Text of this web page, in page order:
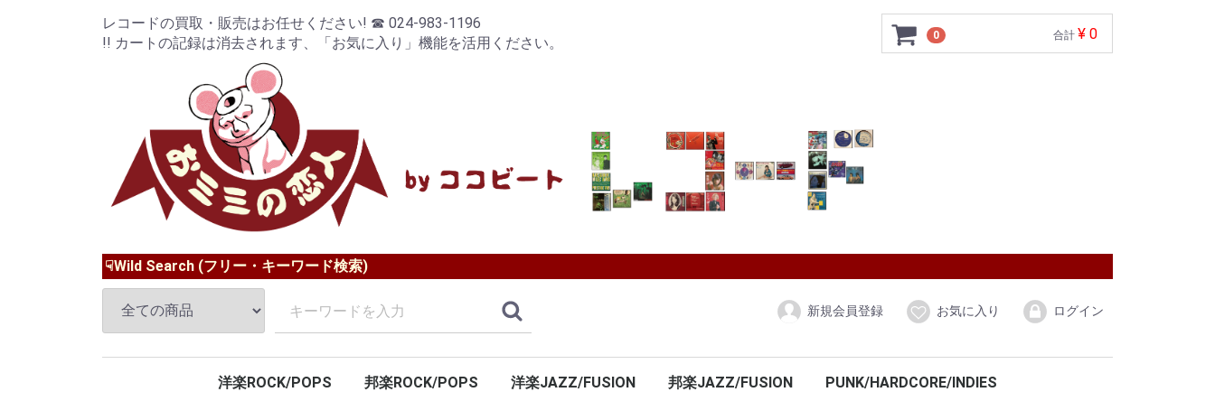
レコードの買取・販売はお任せください! ☎ 024-983-1196
!! カートの記録は消去されます、「お気に入り」機能を活用ください。
0 合計 ¥ 0
☟Wild Search (フリー・キーワード検索)
新規会員登録 お気に入り ログイン
洋楽ROCK/POPS 邦楽ROCK/POPS 洋楽JAZZ/FUSION 邦楽JAZZ/FUSION PUNK/HARDCORE/INDIES